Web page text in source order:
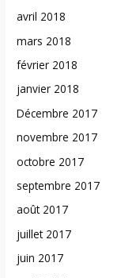
avril 2018
mars 2018
février 2018
janvier 2018
Décembre 2017
novembre 2017
octobre 2017
septembre 2017
août 2017
juillet 2017
juin 2017